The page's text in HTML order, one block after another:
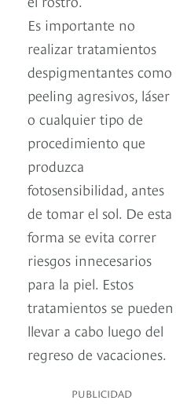
Es importante no
realizar tratamientos
despigmentantes como
peeling agresivos, láser
o cualquier tipo de
procedimiento que
produzca
fotosensibilidad, antes
de tomar el sol. De esta
forma se evita correr
riesgos innecesarios
para la piel. Estos
tratamientos se pueden
llevar a cabo luego del
regreso de vacaciones.
PUBLICIDAD